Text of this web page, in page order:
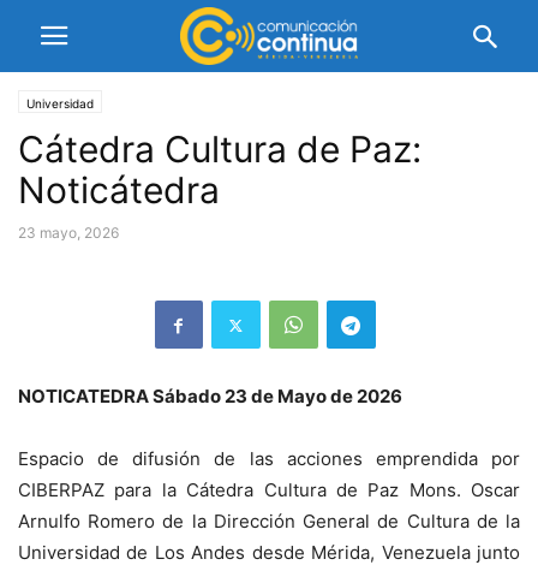
Universidad
Cátedra Cultura de Paz:
Noticátedra
23 mayo, 2026
NOTICATEDRA Sábado 23 de Mayo de 2026
Espacio de difusión de las acciones emprendida por
CIBERPAZ para la Cátedra Cultura de Paz Mons. Oscar
Arnulfo Romero de la Dirección General de Cultura de la
Universidad de Los Andes desde Mérida, Venezuela junto